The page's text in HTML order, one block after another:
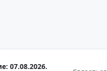
07.08.2026.